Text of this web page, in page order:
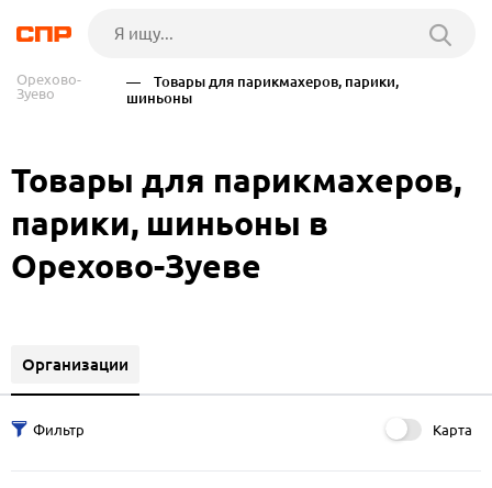
Орехово-
Зуево
— Товары для парикмахеров, парики,
шиньоны
Товары для парикмахеров,
парики, шиньоны в
Орехово-Зуеве
Организации
Карта